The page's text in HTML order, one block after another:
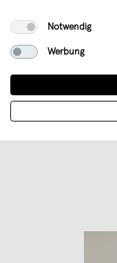
Notwendig
Werbung